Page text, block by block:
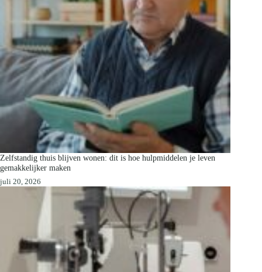
Zelfstandig thuis blijven wonen: dit is hoe hulpmiddelen je leven
gemakkelijker maken
juli 20, 2026